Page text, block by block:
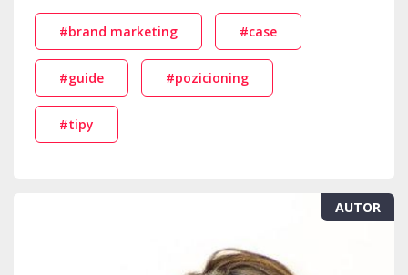
#brand marketing #case
#guide #pozicioning
#tipy
AUTOR